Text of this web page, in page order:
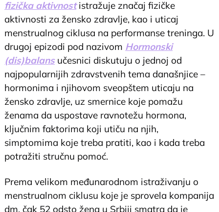
fizička aktivnostistražuje značaj fizičke
aktivnosti za žensko zdravlje, kao i uticaj
menstrualnog ciklusa na performanse treninga. U
drugoj epizodi pod nazivom Hormonski
(dis)balansučesnici diskutuju o jednoj od
najpopularnijih zdravstvenih tema današnjice –
hormonima i njihovom sveopštem uticaju na
žensko zdravlje, uz smernice koje pomažu
ženama da uspostave ravnotežu hormona,
ključnim faktorima koji utiču na njih,
simptomima koje treba pratiti, kao i kada treba
potražiti stručnu pomoć.
Prema velikom međunarodnom istraživanju o
menstrualnom ciklusu koje je sprovela kompanija
dm, čak 52 odsto žena u Srbiji smatra da je